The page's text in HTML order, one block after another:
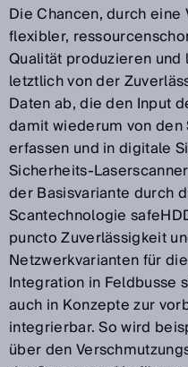
Die Chancen, durch
flexibler,
Qualität produzieren
letztlich von der
Daten ab, die den Input
damit wiederum von
erfassen und in digitale
Sicherheits-
der Basisvariante durch
Scantechnologie
puncto Zuverlässigkeit
Netzwerkvarianten für
Integration in Feldbusse
auch in Konzepte zur
integrierbar. So wird
über den